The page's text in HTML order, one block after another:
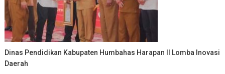
Dinas Pendidikan Kabupaten Humbahas Harapan II Lomba Inovasi
Daerah